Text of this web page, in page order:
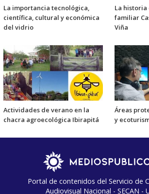
La importancia tecnológica,
científica, cultural y económica
del vidrio
La historia
familiar
Viña
Actividades de verano en la
chacra agroecológica Ibirapitá
Áreas
y
Portal de contenidos del Servicio de
Audiovisual Nacional - SECAN -